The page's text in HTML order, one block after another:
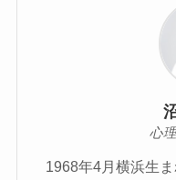
心
1968年4月横浜生